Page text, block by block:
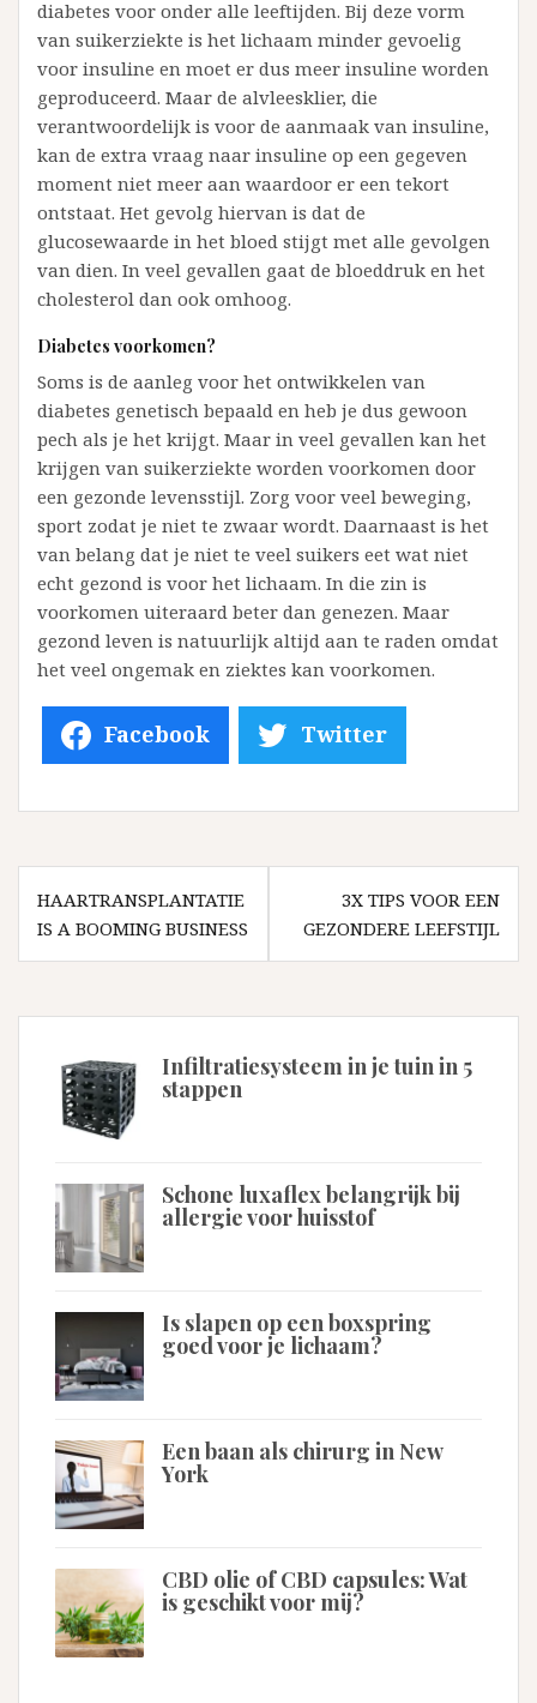
diabetes voor onder alle leeftijden. Bij deze vorm
van suikerziekte is het lichaam minder gevoelig
voor insuline en moet er dus meer insuline worden
geproduceerd. Maar de alvleesklier, die
verantwoordelijk is voor de aanmaak van insuline,
kan de extra vraag naar insuline op een gegeven
moment niet meer aan waardoor er een tekort
ontstaat. Het gevolg hiervan is dat de
glucosewaarde in het bloed stijgt met alle gevolgen
van dien. In veel gevallen gaat de bloeddruk en het
cholesterol dan ook omhoog.
Diabetes voorkomen?
Soms is de aanleg voor het ontwikkelen van
diabetes genetisch bepaald en heb je dus gewoon
pech als je het krijgt. Maar in veel gevallen kan het
krijgen van suikerziekte worden voorkomen door
een gezonde levensstijl. Zorg voor veel beweging,
sport zodat je niet te zwaar wordt. Daarnaast is het
van belang dat je niet te veel suikers eet wat niet
echt gezond is voor het lichaam. In die zin is
voorkomen uiteraard beter dan genezen. Maar
gezond leven is natuurlijk altijd aan te raden omdat
het veel ongemak en ziektes kan voorkomen.
Facebook Twitter
Bericht
navigatie
HAARTRANSPLANTATIE
IS A BOOMING BUSINESS
3X TIPS VOOR EEN
GEZONDERE LEEFSTIJL
Infiltratiesysteem in je tuin in 5
stappen
Schone luxaflex belangrijk bij
allergie voor huisstof
Is slapen op een boxspring
goed voor je lichaam?
Een baan als chirurg in New
York
CBD olie of CBD capsules: Wat
is geschikt voor mij?